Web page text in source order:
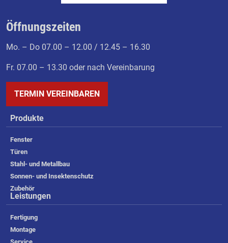
Öffnungszeiten
Mo. – Do 07.00 – 12.00 / 12.45 – 16.30
Fr. 07.00 – 13.30 oder nach Vereinbarung
TERMIN VEREINBAREN
Produkte
Fenster
Türen
Stahl- und Metallbau
Sonnen- und Insektenschutz
Zubehör
Leistungen
Fertigung
Montage